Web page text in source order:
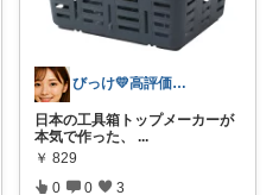
びっけ💛高評価＆多レビュー商品厳選！
日本の工具箱トップメーカーが
本気で作った、
...
￥ 829
0 0 3